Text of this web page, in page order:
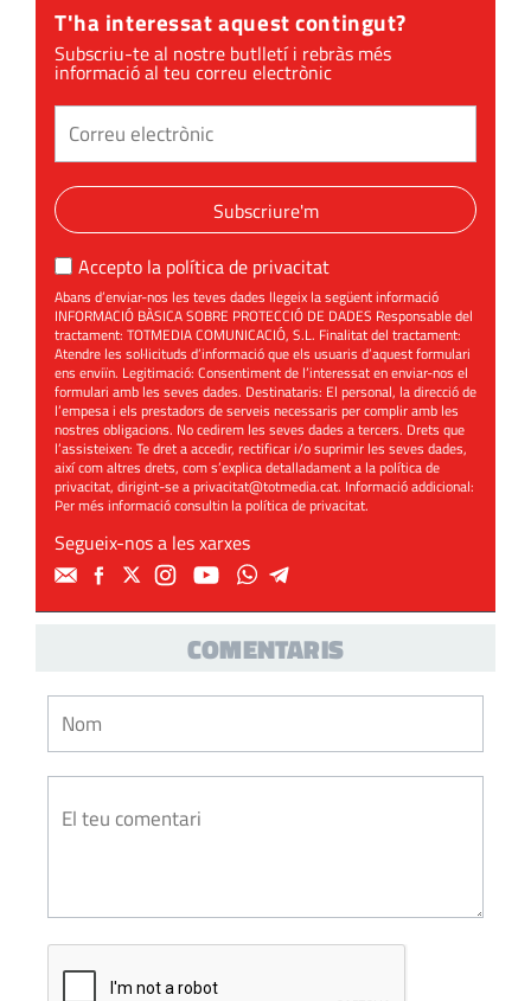
T'ha interessat aquest contingut?
Subscriu-te al nostre butlletí i rebràs més
informació al teu correu electrònic
Subscriure'm
Accepto la política de privacitat
Abans d’enviar-nos les teves dades llegeix la següent informació
INFORMACIÓ BÀSICA SOBRE PROTECCIÓ DE DADES Responsable del
tractament: TOTMEDIA COMUNICACIÓ, S.L. Finalitat del tractament:
Atendre les sol·licituds d’informació que els usuaris d’aquest formulari
ens enviïn. Legitimació: Consentiment de l’interessat en enviar-nos el
formulari amb les seves dades. Destinataris: El personal, la direcció de
l’empesa i els prestadors de serveis necessaris per complir amb les
nostres obligacions. No cedirem les seves dades a tercers. Drets que
l’assisteixen: Te dret a accedir, rectificar i/o suprimir les seves dades,
així com altres drets, com s’explica detalladament a la política de
privacitat, dirigint-se aprivacitat@totmedia.cat. Informació addicional:
Per més informació consultin lapolítica de privacitat.
Segueix-nos a les xarxes
COMENTARIS